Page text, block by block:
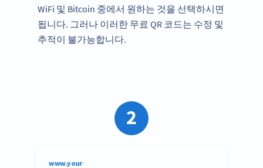
WiFi 및 Bitcoin 중에서 원하는 것을 선택하시면
됩니다. 그러나 이러한 무료 QR 코드는 수정 및
추적이 불가능합니다.
2